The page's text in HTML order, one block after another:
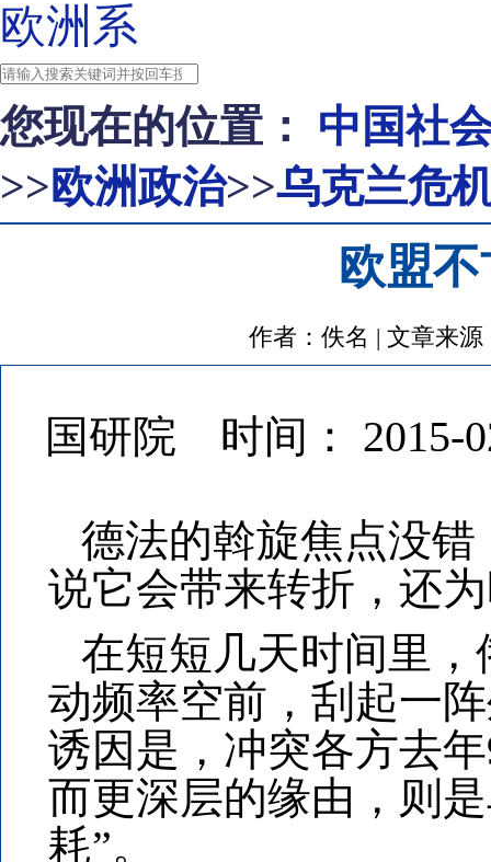
欧洲系
您现在的位置： 中国社
>>欧洲政治>>乌克兰危
欧盟
作者：佚名 | 文章来源
国研院 时间：
德法的斡旋焦点没
说它会带来转折，还
在短短几天时间里
动频率空前，刮起一
诱因是，冲突各方去
而更深层的缘由，则
耗”。